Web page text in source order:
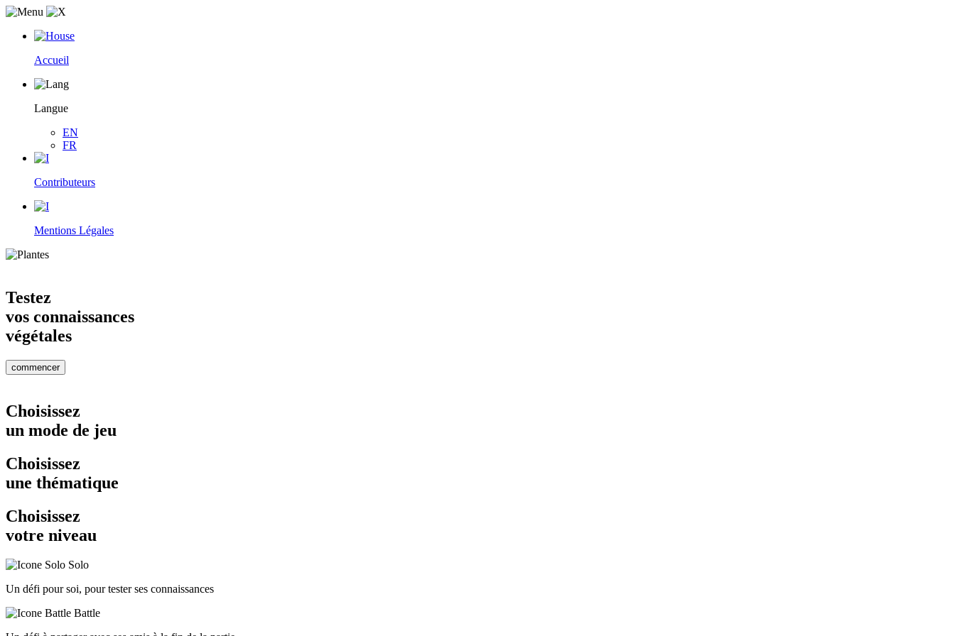
Accueil
Langue
EN
FR
Contributeurs
Mentions Légales
Testez
vos connaissances
végétales
commencer
Choisissez
un mode de jeu
Choisissez
une thématique
Choisissez
votre niveau
Solo
Un défi pour soi, pour tester ses connaissances
Battle